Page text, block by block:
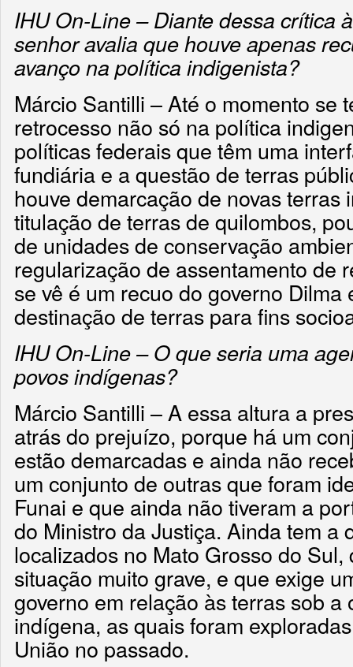
IHU On-Line – Diante dessa crítica
senhor avalia que houve apenas
avanço na política indigenista?
Márcio Santilli – Até o momento se
retrocesso não só na política
políticas federais que têm uma
fundiária e a questão de terras
houve demarcação de novas terras
titulação de terras de quilombos,
de unidades de conservação
regularização de assentamento de
se vê é um recuo do governo Dilma
destinação de terras para fins
IHU On-Line – O que seria uma
povos indígenas?
Márcio Santilli – A essa altura a
atrás do prejuízo, porque há um
estão demarcadas e ainda não
um conjunto de outras que foram
Funai e que ainda não tiveram a
do Ministro da Justiça. Ainda tem a
localizados no Mato Grosso do Sul,
situação muito grave, e que exige
governo em relação às terras sob
indígena, as quais foram
União no passado.